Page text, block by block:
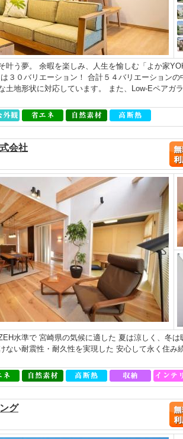
叶う夢。 余暇を楽しみ、人生を愉しむ「よか家
３０バリエーション！ 合計５４バリエーション
土地形状に対応しています。 また、Low-Eペアガ
会社
水準で 宮崎県の気候に適した 夏は涼しく、冬は
ない耐震性・耐久性を実現した 安心して永く住み
グ